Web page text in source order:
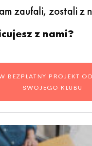
zaufali, zostali z
z nami?
BEZPŁATNY PROJEKT
SWOJEGO KLUBU